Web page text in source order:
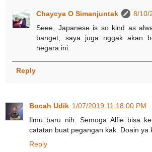
Chaycya O Simanjuntak
8/10/
Seee, Japanese is so kind as
banget, saya juga nggak akan
negara ini.
Reply
Bocah Udik 1/07/2019 11:18:00 PM
Ilmu baru nih. Semoga Alfie bisa
catatan buat pegangan kak. Doain ya
Reply